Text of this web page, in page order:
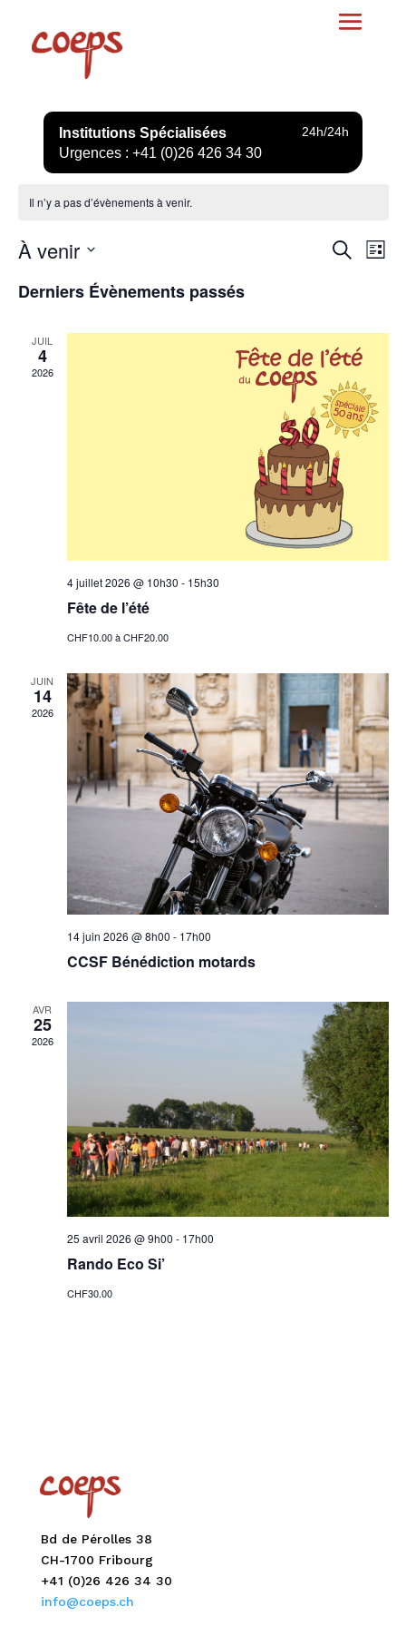
Il n’y a pas d’évènements à venir.
vues
Recherche
de
Liste
À venir
une
Derniers Évènements passés
JUIL
4
2026
4 juillet 2026 @ 10h30 - 15h30
Fête de l’été
CHF10.00 à CHF20.00
JUIN
14
2026
14 juin 2026 @ 8h00 - 17h00
CCSF Bénédiction motards
AVR
25
2026
25 avril 2026 @ 9h00 - 17h00
Rando Eco Si’
CHF30.00
Bd de Pérolles 38
CH-1700 Fribourg
+41 (0)26 426 34 30
info@coeps.ch
Institutions Spécialisées
Urgences : +41 (0)26 426 34 30
24h/24h